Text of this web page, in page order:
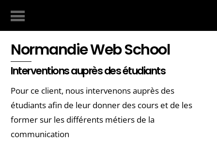
Normandie Web School
Interventions auprès des étudiants
Pour ce client, nous intervenons auprès des
étudiants afin de leur donner des cours et de les
former sur les différents métiers de la
communication